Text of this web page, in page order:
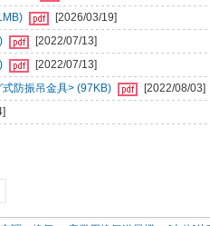
[2026/03/19]
[2022/07/13]
[2022/07/13]
防振吊金具> (97KB)
[2022/08/03]